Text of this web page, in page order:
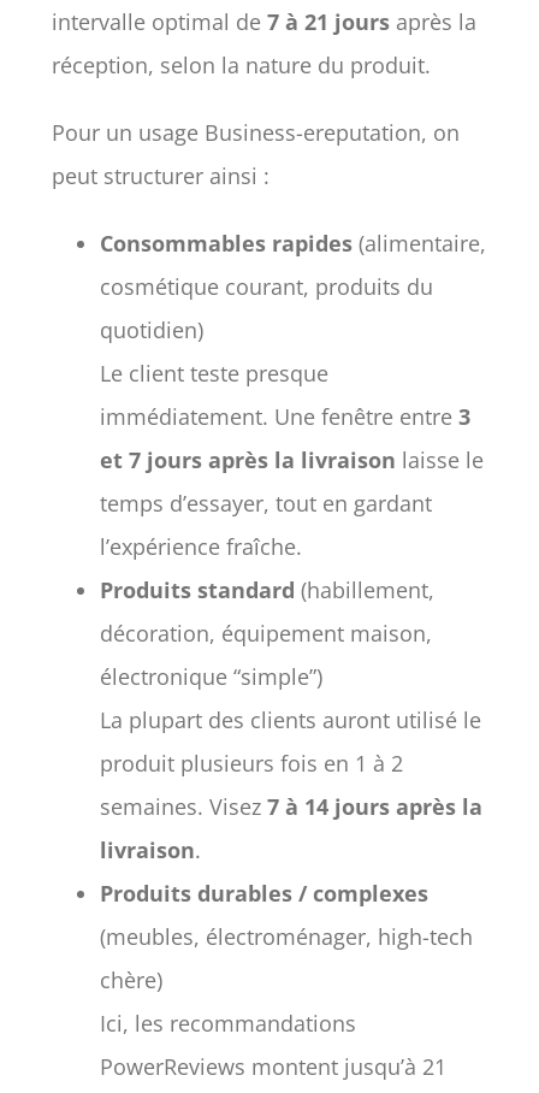
intervalle optimal de 7 à 21 joursaprès la
réception, selon la nature du produit.
Pour un usage Business-ereputation, on
peut structurer ainsi :
Consommables rapides(alimentaire,
cosmétique courant, produits du
quotidien)
Le client teste presque
immédiatement. Une fenêtre entre 3
et 7 jours après la livraison laisse le
temps d’essayer, tout en gardant
l’expérience fraîche.
Produits standard (habillement,
décoration, équipement maison,
électronique “simple”)
La plupart des clients auront utilisé le
produit plusieurs fois en 1 à 2
semaines. Visez 7 à 14 jours après la
livraison.
Produits durables / complexes
(meubles, électroménager, high-tech
chère)
Ici, les recommandations
PowerReviews montent jusqu’à 21